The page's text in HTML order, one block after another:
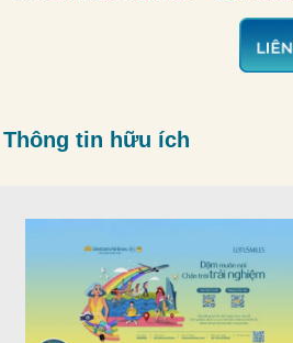
Thông tin hữu ích